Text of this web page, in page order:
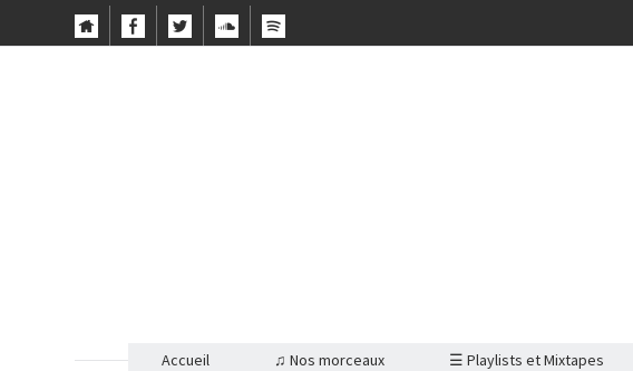
Accueil ♫ Nos morceaux ☰ Playlists et Mixtapes